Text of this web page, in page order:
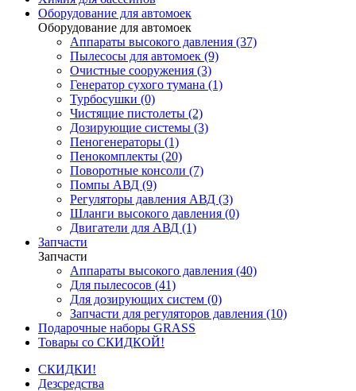
Оборудование для автомоек
Оборудование для автомоек
Аппараты высокого давления (37)
Пылесосы для автомоек (9)
Очистные сооружения (3)
Генератор сухого тумана (1)
Турбосушки (0)
Чистящие пистолеты (2)
Дозирующие системы (3)
Пеногенераторы (1)
Пенокомплекты (20)
Поворотные консоли (7)
Помпы АВД (9)
Регуляторы давления АВД (3)
Шланги высокого давления (0)
Двигатели для АВД (1)
Запчасти
Запчасти
Аппараты высокого давления (40)
Для пылесосов (41)
Для дозирующих систем (0)
Запчасти для регуляторов давления (10)
Подарочные наборы GRASS
Товары со СКИДКОЙ!
СКИДКИ!
Дезсредства